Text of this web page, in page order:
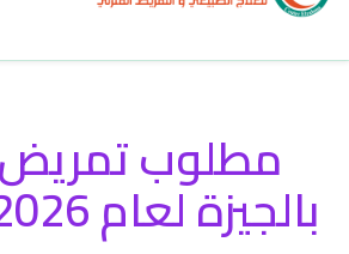
مطلوب تمريض
بالجيزة لعام 2026 – 2027